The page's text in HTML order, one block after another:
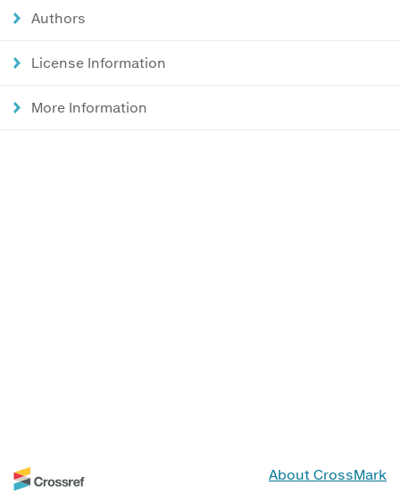
Authors
License Information
More Information
About CrossMark